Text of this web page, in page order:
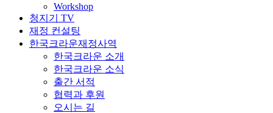
Workshop
청지기 TV
재정 컨설팅
한국크라운재정사역
한국크라운 소개
한국크라운 소식
출간 서적
협력과 후원
오시는 길